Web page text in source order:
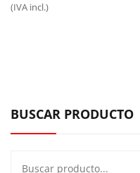
original
(IVA incl.)
BUSCAR PRODUCTO